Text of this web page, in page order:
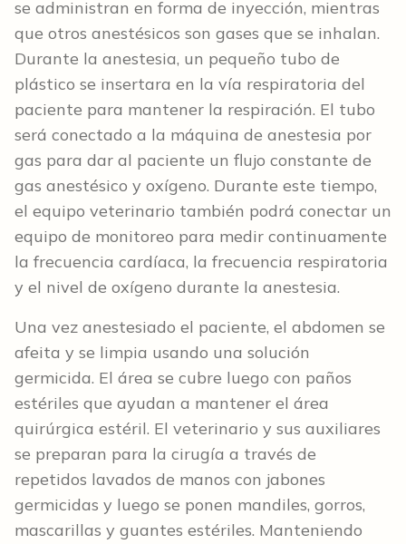
se administran en forma de inyección, mientras
que otros anestésicos son gases que se inhalan.
Durante la anestesia, un pequeño tubo de
plástico se insertara en la vía respiratoria del
paciente para mantener la respiración. El tubo
será conectado a la máquina de anestesia por
gas para dar al paciente un flujo constante de
gas anestésico y oxígeno. Durante este tiempo,
el equipo veterinario también podrá conectar un
equipo de monitoreo para medir continuamente
la frecuencia cardíaca, la frecuencia respiratoria
y el nivel de oxígeno durante la anestesia.
Una vez anestesiado el paciente, el abdomen se
afeita y se limpia usando una solución
germicida. El área se cubre luego con paños
estériles que ayudan a mantener el área
quirúrgica estéril. El veterinario y sus auxiliares
se preparan para la cirugía a través de
repetidos lavados de manos con jabones
germicidas y luego se ponen mandiles, gorros,
mascarillas y guantes estériles. Manteniendo